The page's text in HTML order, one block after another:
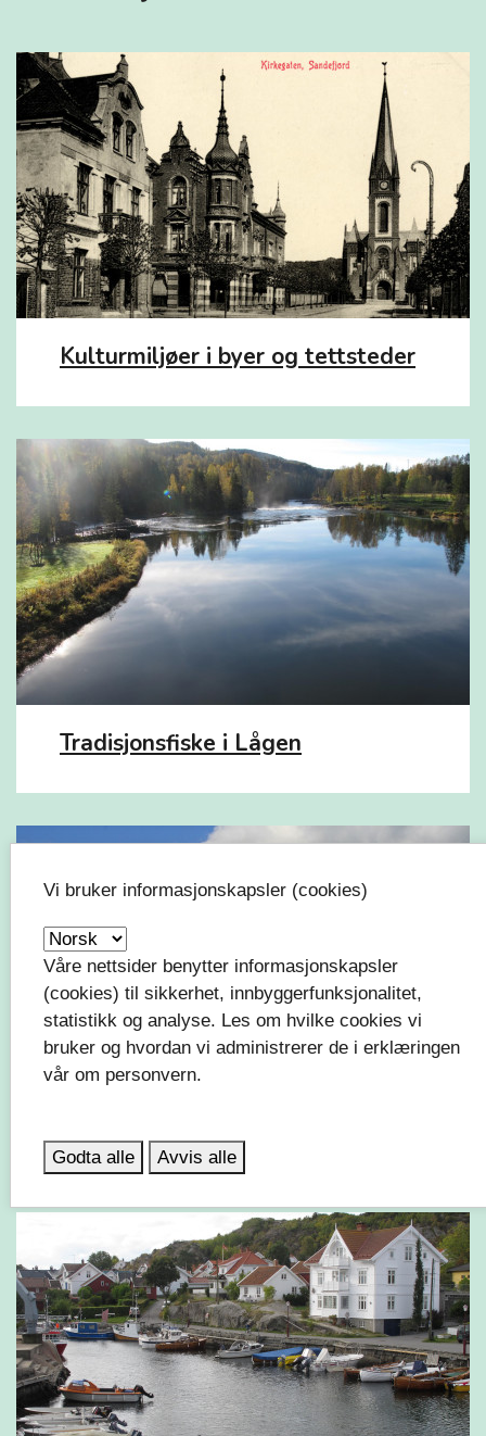
Kulturmiljøer i byer og tettsteder
Tradisjonsfiske i Lågen
Vi bruker informasjonskapsler (cookies)
Våre nettsider benytter informasjonskapsler
(cookies) til sikkerhet, innbyggerfunksjonalitet,
statistikk og analyse. Les om hvilke cookies vi
bruker og hvordan vi administrerer de i erklæringen
vår om personvern.
Godta alle Avvis alle